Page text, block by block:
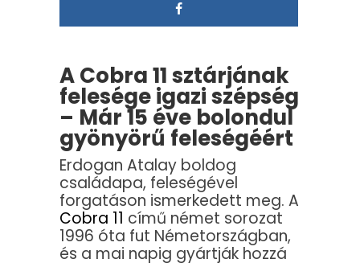
A Cobra 11 sztárjának
felesége igazi szépség
– Már 15 éve bolondul
gyönyörű feleségéért
Erdogan Atalay boldog
családapa, feleségével
forgatáson ismerkedett meg. A
Cobra 11 című német sorozat
1996 óta fut Németországban,
és a mai napig gyártják hozzá